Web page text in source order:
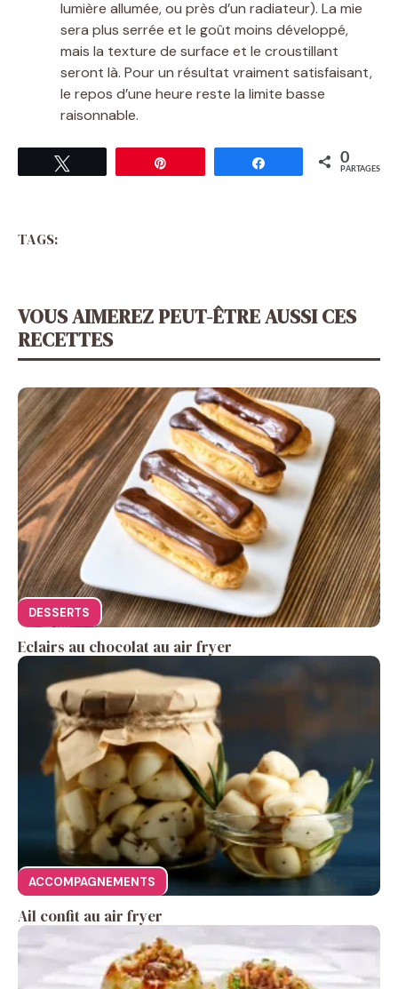
lumière allumée, ou près d’un radiateur). La mie
sera plus serrée et le goût moins développé,
mais la texture de surface et le croustillant
seront là. Pour un résultat vraiment satisfaisant,
le repos d’une heure reste la limite basse
raisonnable.
Partagez 0
PARTAGES
TAGS:
VOUS AIMEREZ PEUT-ÊTRE AUSSI CES
RECETTES
DESSERTS
Eclairs au chocolat au air fryer
ACCOMPAGNEMENTS
Ail confit au air fryer